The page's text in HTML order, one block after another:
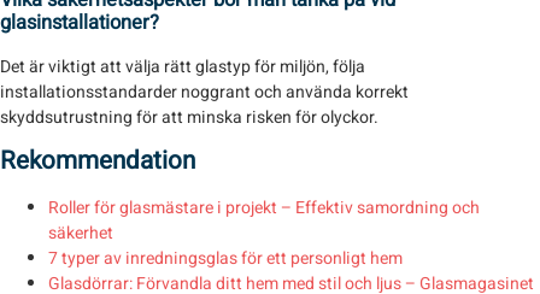
glasinstallationer?
Det är viktigt att välja rätt glastyp för miljön, följa
installationsstandarder noggrant och använda korrekt
skyddsutrustning för att minska risken för olyckor.
Rekommendation
Roller för glasmästare i projekt – Effektiv samordning och
säkerhet
7 typer av inredningsglas för ett personligt hem
Glasdörrar: Förvandla ditt hem med stil och ljus – Glasmagasinet